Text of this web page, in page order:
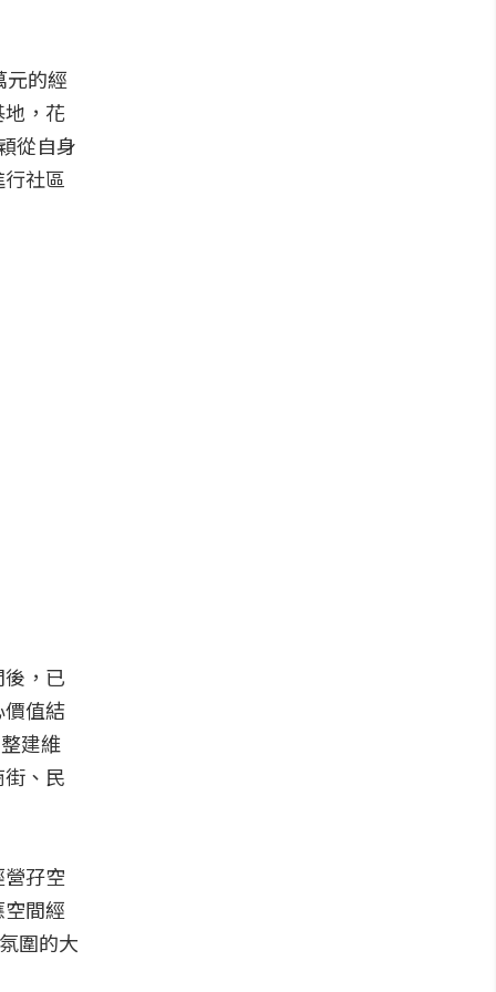
元的經
，花
從自身
社區
，已
值結
建維
、民
孖空
間經
圍的大